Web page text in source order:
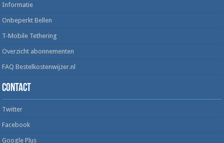
Informatie
Onbeperkt Bellen
T-Mobile Tethering
Overzicht abonnementen
FAQ Bestelkostenwijzer.nl
Contact
Twitter
Facebook
Google Plus